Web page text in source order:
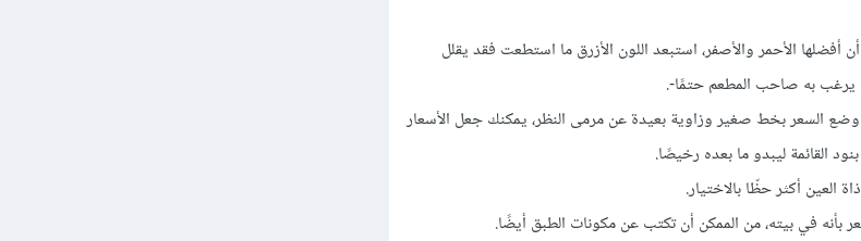
أفضلها الأحمر والأصفر، استبعد اللون الأزرق ما استطعت فقد يقلل
يرغب به صاحب المطعم حتمًا-.
السعر بخط صغير وزاوية بعيدة عن مرمى النظر، يمكنك جعل الأسعار
القائمة ليبدو ما بعده رخيصًا.